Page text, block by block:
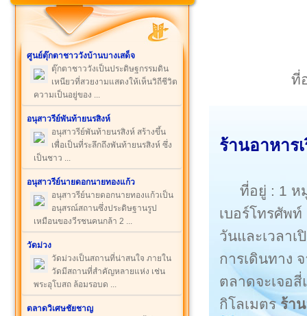
ศูนย์ตุ๊กตาชาววังบ้านบางเสด็จ
ตุ๊กตาชาววังเป็นประดิษฐกรรมดิน
เหนียวที่สวยงามแสดงให้เห็นวิถีชีวิต
ความเป็นอยู่ของ ...
อนุสาวรีย์พันท้ายนรสิงห์
อนุสาวรีย์พันท้ายนรสิงห์ สร้างขึ้น
เพื่อเป็นที่ระลึกถึงพันท้ายนรสิงห์ ซึ่ง
เป็นชาว ...
อนุสาวรีย์นายดอกนายทองแก้ว
อนุสาวรีย์นายดอกนายทองแก้วเป็น
อนุสรณ์สถานซึ่งประดิษฐานรูป
เหมือนของวีรชนคนกล้า 2 ...
วัดม่วง
วัดม่วงเป็นสถานที่น่าสนใจ ภายใน
วัดมีสถานที่สำคัญหลายแห่ง เช่น
พระอุโบสถ ล้อมรอบด ...
ตลาดวิเศษชัยชาญ
ที่
ร้านอาหาร
ที่อยู่ : 1 ห
เบอร์โทรศัพท์
วันและเวลา
การเดินทาง
ตลาดจะเจอ
กิโลเมตรร้า